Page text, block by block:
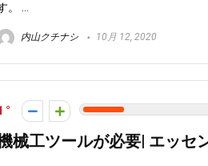
。 ...
内山クチナシ 10月 12, 2020
械工ツールが必要| エッセ